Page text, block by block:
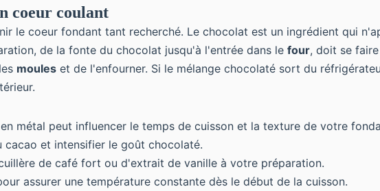
coeur coulant
le coeur fondant tant recherché. Le chocolat est un ingrédient qui
de la fonte du chocolat jusqu'à l'entrée dans le four, doit se
moules et de l'enfourner. Si le mélange chocolaté sort du
métal peut influencer le temps de cuisson et la texture de votre
cacao et intensifier le goût chocolaté.
de café fort ou d'extrait de vanille à votre préparation.
assurer une température constante dès le début de la cuisson.